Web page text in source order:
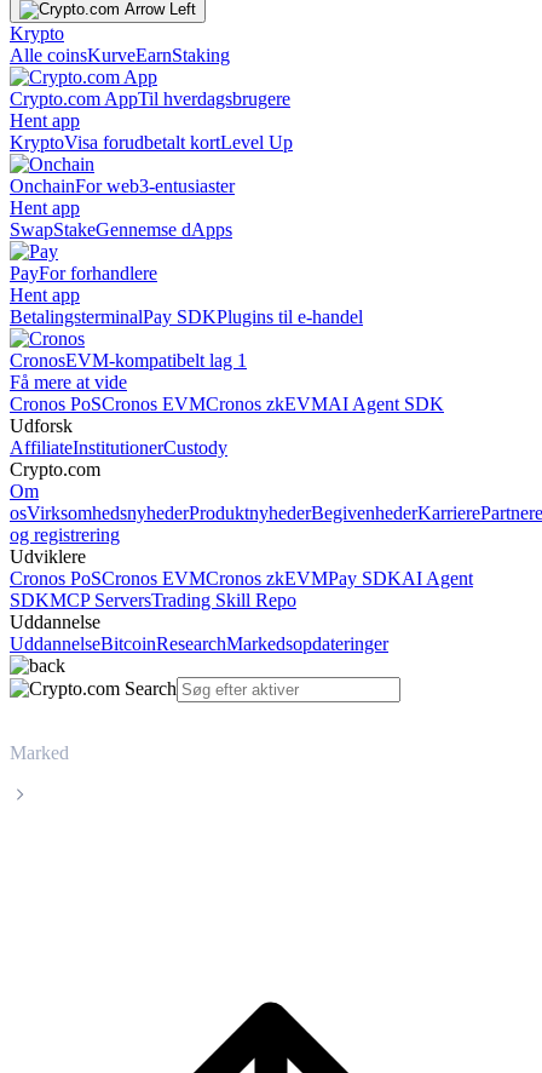
Krypto
Alle coinsKurveEarnStaking
Crypto.com AppTil hverdagsbrugere
Hent app
KryptoVisa forudbetalt kortLevel Up
OnchainFor web3-entusiaster
Hent app
SwapStakeGennemse dApps
PayFor forhandlere
Hent app
BetalingsterminalPay SDKPlugins til e-handel
CronosEVM-kompatibelt lag 1
Få mere at vide
Cronos PoSCronos EVMCronos zkEVMAI Agent SDK
Udforsk
AffiliateInstitutionerCustody
Crypto.com
Om
osVirksomhedsnyhederProduktnyhederBegivenhederKarrierePartnere
og registrering
Udviklere
Cronos PoSCronos EVMCronos zkEVMPay SDKAI Agent
SDKMCP ServersTrading Skill Repo
Uddannelse
UddannelseBitcoinResearchMarkedsopdateringer
Marked